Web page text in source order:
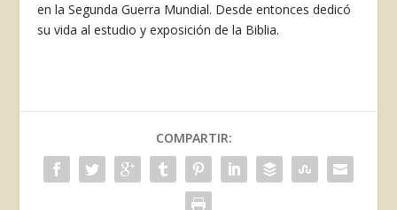
en la Segunda Guerra Mundial. Desde entonces dedicó
su vida al estudio y exposición de la Biblia.
COMPARTIR: